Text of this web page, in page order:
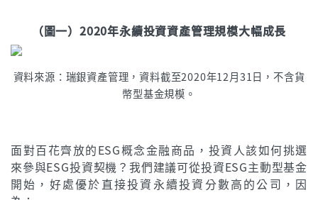
（圖一）2020年永續投資資產管理規模大幅成長
資料來源：瑞銀資產管理，資料截至2020年12月31日，不含貨
幣型基金規模。
面對百花齊放的ESG概念金融商品，投資人該如何挑選
來參與ESG投資契機？我們建議可從投資ESG主動型基金
開始，好處優於直接投資永續投資分數高的公司，因